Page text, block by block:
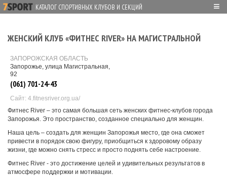
КАТАЛОГ СПОРТИВНЫХ КЛУБОВ И СЕКЦИЙ ≡
ЖЕНСКИЙ КЛУБ «ФИТНЕС RIVER» НА МАГИСТРАЛЬНОЙ
ЗАПОРОЖСКАЯ ОБЛАСТЬ
Запорожье, улица Магистральная,
92
(061) 701-24-43
Сайт: 4.fitnesriver.org.ua/
Фитнес River – это самая большая сеть женских фитнес-клубов города
Запорожья. Это пространство, созданное специально для женщин.
Наша цель – создать для женщин Запорожья место, где она сможет
привести в порядок свою фигуру, приобщиться к здоровому образу
жизни, где можно снять стресс и просто поднять себе настроение.
Фитнес River - это достижение целей и удивительных результатов в
атмосфере поддержки и мотивации.